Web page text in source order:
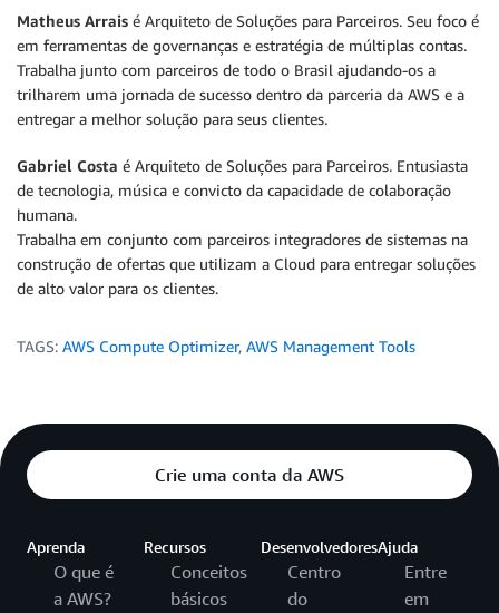
Matheus Arrais é Arquiteto de Soluções para Parceiros. Seu foco é
em ferramentas de governanças e estratégia de múltiplas contas.
Trabalha junto com parceiros de todo o Brasil ajudando-os a
trilharem uma jornada de sucesso dentro da parceria da AWS e a
entregar a melhor solução para seus clientes.
Gabriel Costa é Arquiteto de Soluções para Parceiros. Entusiasta
de tecnologia, música e convicto da capacidade de colaboração
humana.
Trabalha em conjunto com parceiros integradores de sistemas na
construção de ofertas que utilizam a Cloud para entregar soluções
de alto valor para os clientes.
TAGS: AWS Compute Optimizer, AWS Management Tools
Crie uma conta da AWS
Aprenda
O que é
a AWS?
Recursos
Conceitos
básicos
Desenvolvedores
Centro
do
Ajuda
Entre
em